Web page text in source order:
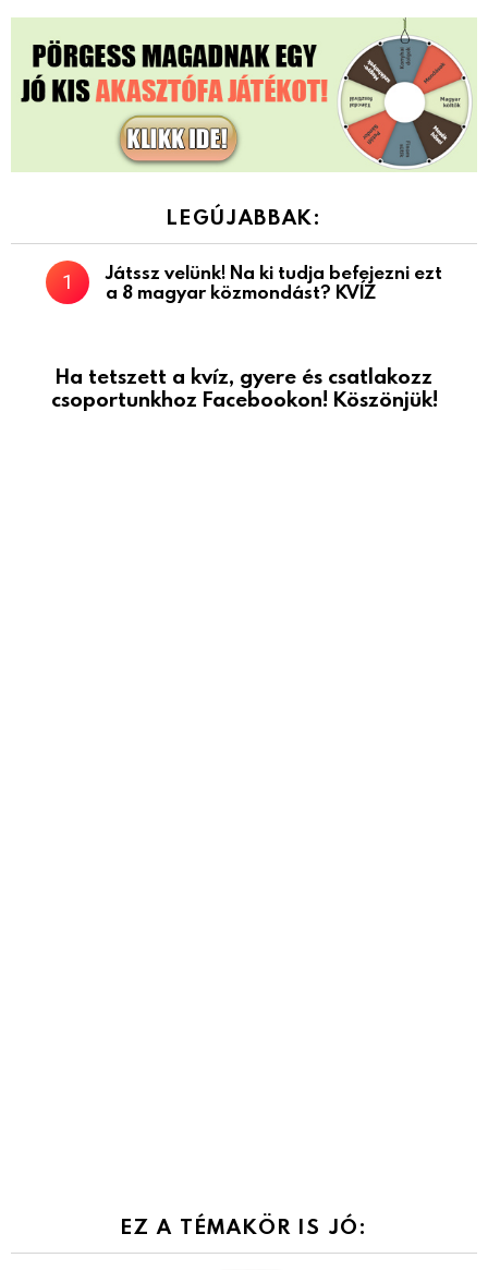
LEGÚJABBAK:
Játssz velünk! Na ki tudja befejezni ezt
a 8 magyar közmondást? KVÍZ
Ha tetszett a kvíz, gyere és csatlakozz
csoportunkhoz Facebookon! Köszönjük!
EZ A TÉMAKÖR IS JÓ: